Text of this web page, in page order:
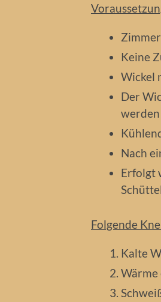
Keine
Wickel
Der
werden
Nach
Erfolgt
Folgende
Kalte
Wärme